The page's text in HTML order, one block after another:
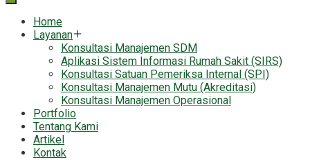
Home
Layanan
Konsultasi Manajemen SDM
Aplikasi Sistem Informasi Rumah Sakit (SIRS)
Konsultasi Satuan Pemeriksa Internal (SPI)
Konsultasi Manajemen Mutu (Akreditasi)
Konsultasi Manajemen Operasional
Portfolio
Tentang Kami
Artikel
Kontak